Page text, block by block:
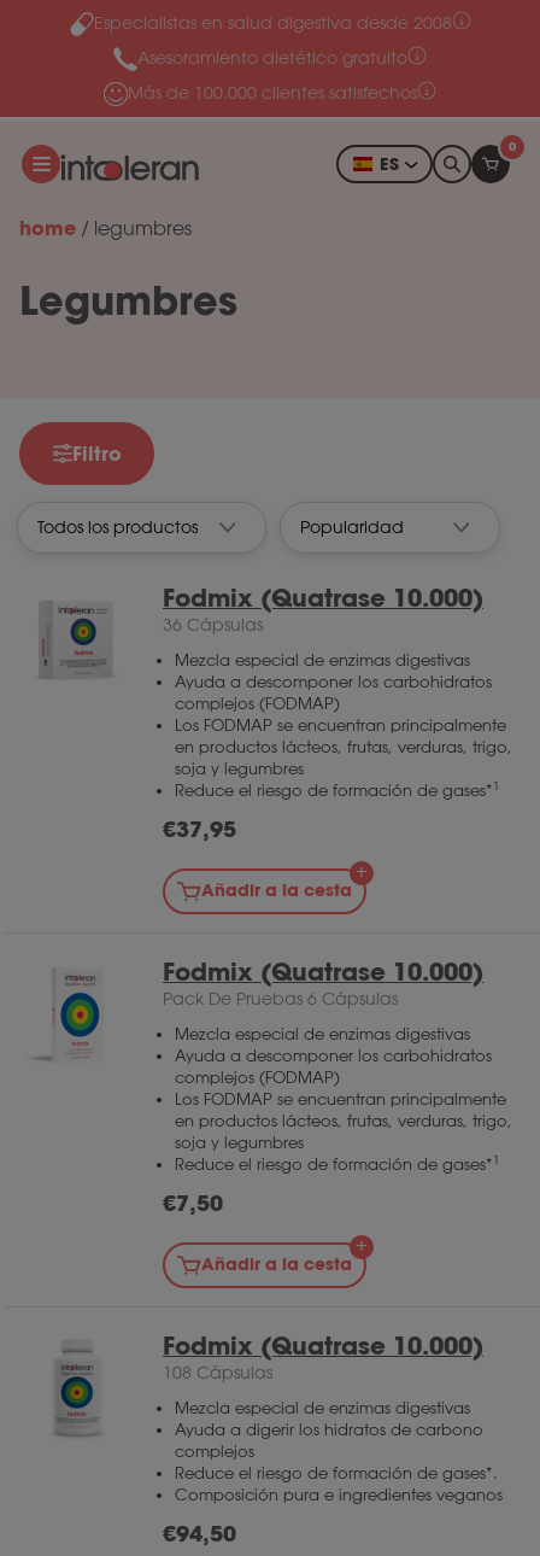
Ir al contenido
Especialistas en salud digestiva desde 2008
Asesoramiento dietético gratuito
Más de 100.000 clientes satisfechos
ES
0
home / legumbres
Legumbres
Filtro
Fodmix (Quatrase 10.000)
36 Cápsulas
Mezcla especial de enzimas digestivas
Ayuda a descomponer los carbohidratos
complejos (FODMAP)
Los FODMAP se encuentran principalmente
en productos lácteos, frutas, verduras, trigo,
soja y legumbres
Reduce el riesgo de formación de gases*1
€37,95
Añadir a la cesta
Fodmix (Quatrase 10.000)
Pack De Pruebas 6 Cápsulas
Mezcla especial de enzimas digestivas
Ayuda a descomponer los carbohidratos
complejos (FODMAP)
Los FODMAP se encuentran principalmente
en productos lácteos, frutas, verduras, trigo,
soja y legumbres
Reduce el riesgo de formación de gases*1
€7,50
Añadir a la cesta
Fodmix (Quatrase 10.000)
108 Cápsulas
Mezcla especial de enzimas digestivas
Ayuda a digerir los hidratos de carbono
complejos
Reduce el riesgo de formación de gases*.
Composición pura e ingredientes veganos
€94,50